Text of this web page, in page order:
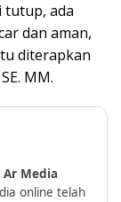
tutup, ada
dan aman,
diterapkan
MM.
Ar Media
online telah